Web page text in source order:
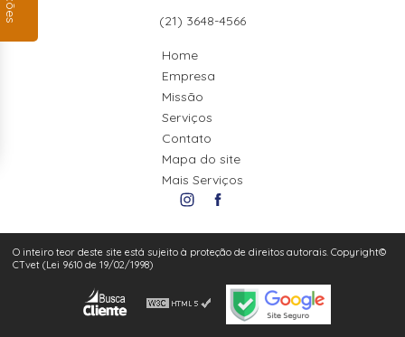
(21) 3648-4566
Home
Empresa
Missão
Serviços
Contato
Mapa do site
Mais Serviços
O inteiro teor deste site está sujeito à proteção de direitos autorais. Copyright©
CTvet (Lei 9610 de 19/02/1998)